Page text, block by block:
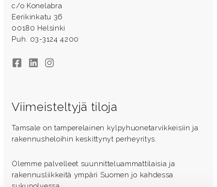
c/o Konelabra
Eerikinkatu 36
00180 Helsinki
Puh. 03-3124 4200
FacebookLinkedInInstagram
Viimeisteltyjä tiloja
Tamsale on tamperelainen kylpyhuonetarvikkeisiin ja
rakennusheloihin keskittynyt perheyritys.
Olemme palvelleet suunnitteluammattilaisia ja
rakennusliikkeitä ympäri Suomen jo kahdessa